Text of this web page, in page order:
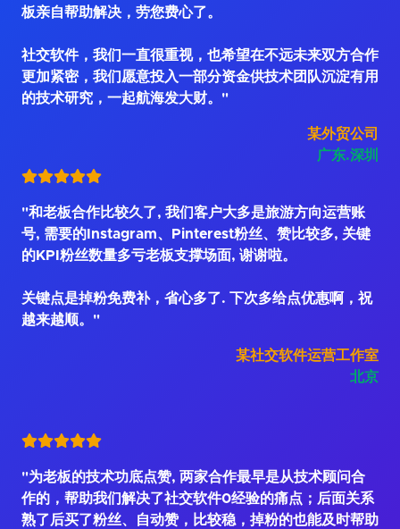
板亲自帮助解决，劳您费心了。
社交软件，我们一直很重视，也希望在不远未来双方合作
更加紧密，我们愿意投入一部分资金供技术团队沉淀有用
的技术研究，一起航海发大财。"
某外贸公司
广东.深圳
"和老板合作比较久了, 我们客户大多是旅游方向运营账
号, 需要的Instagram、Pinterest粉丝、赞比较多, 关键
的KPI粉丝数量多亏老板支撑场面, 谢谢啦。
关键点是掉粉免费补，省心多了. 下次多给点优惠啊，祝
越来越顺。"
某社交软件运营工作室
北京
"为老板的技术功底点赞, 两家合作最早是从技术顾问合
作的，帮助我们解决了社交软件0经验的痛点；后面关系
熟了后买了粉丝、自动赞，比较稳，掉粉的也能及时帮助